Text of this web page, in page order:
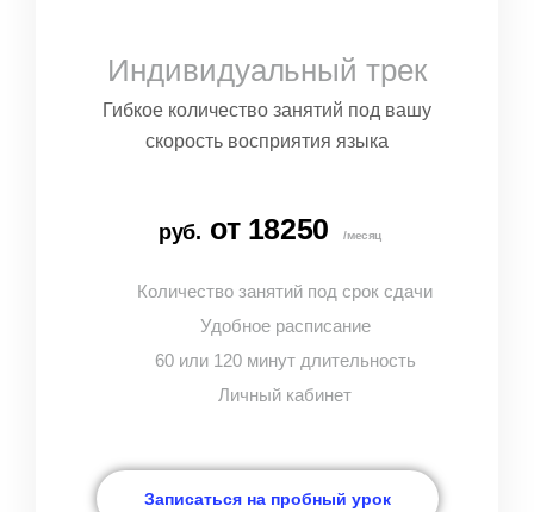
Индивидуальный трек
Гибкое количество занятий под вашу
скорость восприятия языка
руб. от 18250 /месяц
Количество занятий под срок сдачи
Удобное расписание
60 или 120 минут длительность
Личный кабинет
Записаться на пробный урок